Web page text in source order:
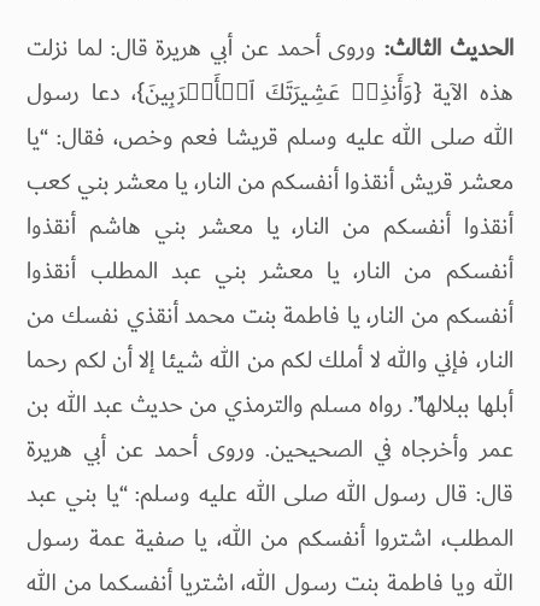
الحديث الثالث: وروى أحمد عن أبي هريرة قال: لما نزلت
هذه الآية {وَأَنذِرۡ عَشِیرَتَكَ ٱلۡأَقۡرَبِینَ}، دعا رسول
الله صلى الله عليه وسلم قريشا فعم وخص، فقال: “يا
معشر قريش أنقذوا أنفسكم من النار، يا معشر بني كعب
أنقذوا أنفسكم من النار، يا معشر بني هاشم أنقذوا
أنفسكم من النار، يا معشر بني عبد المطلب أنقذوا
أنفسكم من النار، يا فاطمة بنت محمد أنقذي نفسك من
النار، فإني والله لا أملك لكم من الله شيئا إلا أن لكم رحما
أبلها ببلالها”. رواه مسلم والترمذي من حديث عبد الله بن
عمر وأخرجاه في الصحيحين. وروى أحمد عن أبي هريرة
قال: قال رسول الله صلى الله عليه وسلم: “يا بني عبد
المطلب، اشتروا أنفسكم من الله، يا صفية عمة رسول
الله ويا فاطمة بنت رسول الله، اشتريا أنفسكما من الله